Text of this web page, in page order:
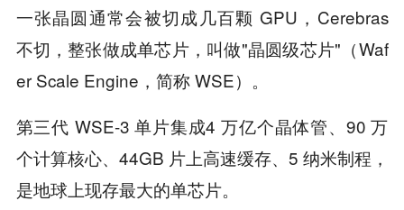
一张晶圆通常会被切成几百颗 GPU，Cerebras
不切，整张做成单芯片，叫做"晶圆级芯片"（Waf
er Scale Engine，简称 WSE）。
第三代 WSE-3 单片集成4 万亿个晶体管、90 万
个计算核心、44GB 片上高速缓存、5 纳米制程，
是地球上现存最大的单芯片。